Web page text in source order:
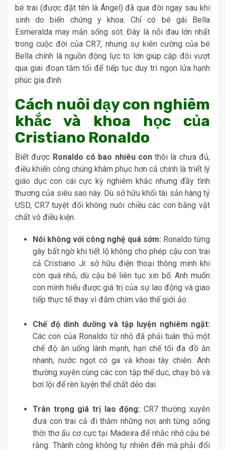
bé trai (được đặt tên là Ángel) đã qua đời ngay sau khi
sinh do biến chứng y khoa. Chỉ có bé gái Bella
Esmeralda may mắn sống sót. Đây là nỗi đau lớn nhất
trong cuộc đời của CR7, nhưng sự kiên cường của bé
Bella chính là nguồn động lực to lớn giúp cặp đôi vượt
qua giai đoạn tăm tối để tiếp tục duy trì ngọn lửa hạnh
phúc gia đình.
Cách nuôi dạy con nghiêm
khắc và khoa học của
Cristiano Ronaldo
Biết được Ronaldo có bao nhiêu conthôi là chưa đủ,
điều khiến công chúng khâm phục hơn cả chính là triết lý
giáo dục con cái cực kỳ nghiêm khắc nhưng đầy tình
thương của siêu sao này. Dù sở hữu khối tài sản hàng tỷ
USD, CR7 tuyệt đối không nuôi chiều các con bằng vật
chất vô điều kiện.
Nói không với công nghệ quá sớm: Ronaldo từng
gây bất ngờ khi tiết lộ không cho phép cậu con trai
cả Cristiano Jr. sở hữu điện thoại thông minh khi
còn quá nhỏ, dù cậu bé liên tục xin bố. Anh muốn
con mình hiểu được giá trị của sự lao động và giao
tiếp thực tế thay vì đắm chìm vào thế giới ảo.
Chế độ dinh dưỡng và tập luyện nghiêm ngặt:
Các con của Ronaldo từ nhỏ đã phải tuân thủ một
chế độ ăn uống lành mạnh, hạn chế tối đa đồ ăn
nhanh, nước ngọt có ga và khoai tây chiên. Anh
thường xuyên cùng các con tập thể dục, chạy bộ và
bơi lội để rèn luyện thể chất dẻo dai.
Trân trọng giá trị lao động: CR7 thường xuyên
đưa con trai cả đi thăm những nơi anh từng sống
thời thơ ấu cơ cực tại Madeira để nhắc nhở cậu bé
rằng: Thành công không tự nhiên đến mà phải đổi